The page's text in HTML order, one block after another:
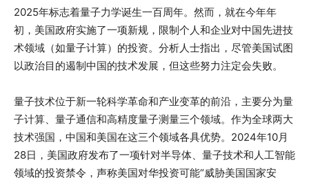
2025年标志着量子力学诞生一百周年。然而，就在今年年
初，美国政府实施了一项新规，限制个人和企业对中国先进技
术领域（如量子计算）的投资。分析人士指出，尽管美国试图
以政治目的遏制中国的技术发展，但这些努力注定会失败。
量子技术位于新一轮科学革命和产业变革的前沿，主要分为量
子计算、量子通信和高精度量子测量三个领域。作为全球两大
技术强国，中国和美国在这三个领域各具优势。2024年10月
28日，美国政府发布了一项针对半导体、量子技术和人工智能
领域的投资禁令，声称美国对华投资可能“威胁美国国家安